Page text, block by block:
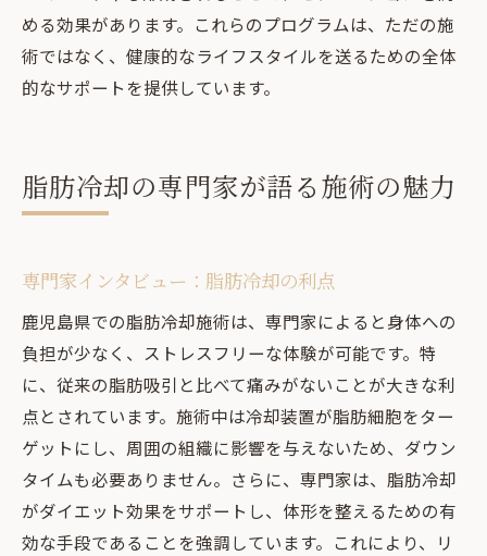
める効果があります。これらのプログラムは、ただの施
術ではなく、健康的なライフスタイルを送るための全体
的なサポートを提供しています。
脂肪冷却の専門家が語る施術の魅力
専門家インタビュー：脂肪冷却の利点
鹿児島県での脂肪冷却施術は、専門家によると身体への
負担が少なく、ストレスフリーな体験が可能です。特
に、従来の脂肪吸引と比べて痛みがないことが大きな利
点とされています。施術中は冷却装置が脂肪細胞をター
ゲットにし、周囲の組織に影響を与えないため、ダウン
タイムも必要ありません。さらに、専門家は、脂肪冷却
がダイエット効果をサポートし、体形を整えるための有
効な手段であることを強調しています。これにより、リ